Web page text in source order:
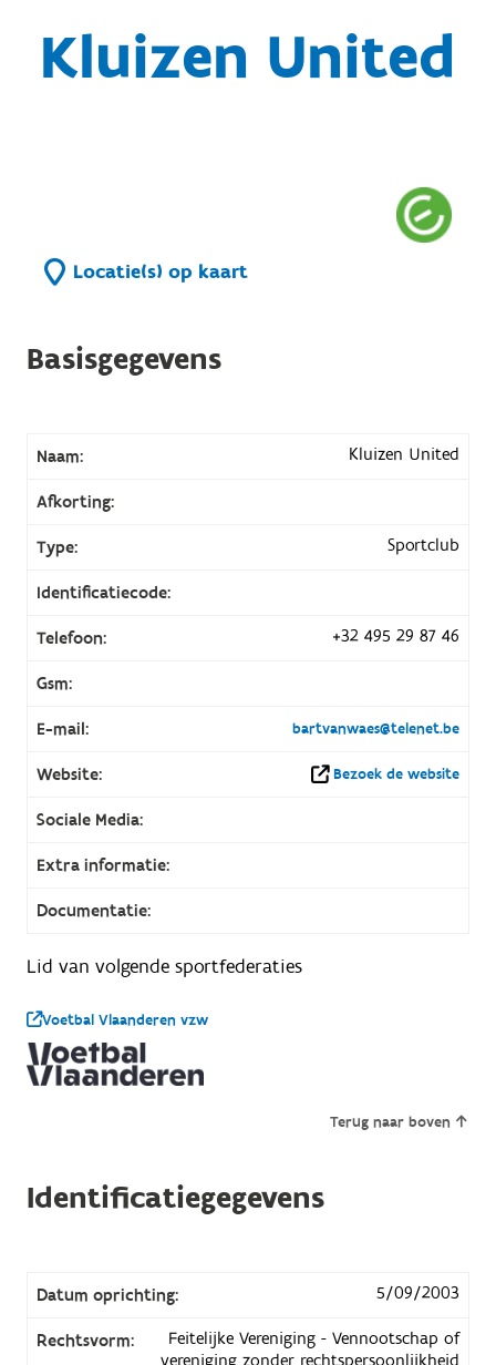
Kluizen United
Locatie(s) op kaart
Basisgegevens
Naam: Kluizen United
Afkorting:
Type: Sportclub
Identificatiecode:
Telefoon: +32 495 29 87 46
Gsm:
E-mail: bartvanwaes@telenet.be
Website: Bezoek de website
Sociale Media:
Extra informatie:
Documentatie:
Lid van volgende sportfederaties
Voetbal Vlaanderen vzw
Terug naar boven
Identificatiegegevens
Datum oprichting: 5/09/2003
Rechtsvorm:
Feitelijke Vereniging - Vennootschap of
vereniging zonder rechtspersoonlijkheid